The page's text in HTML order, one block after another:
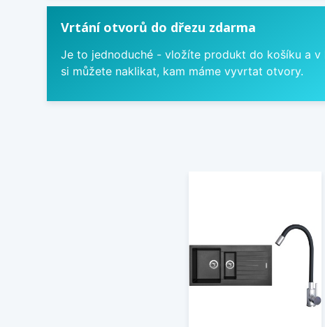
Vrtání otvorů do dřezu zdarma
Je to jednoduché - vložíte produkt do košíku a v
si můžete naklikat, kam máme vyvrtat otvory.